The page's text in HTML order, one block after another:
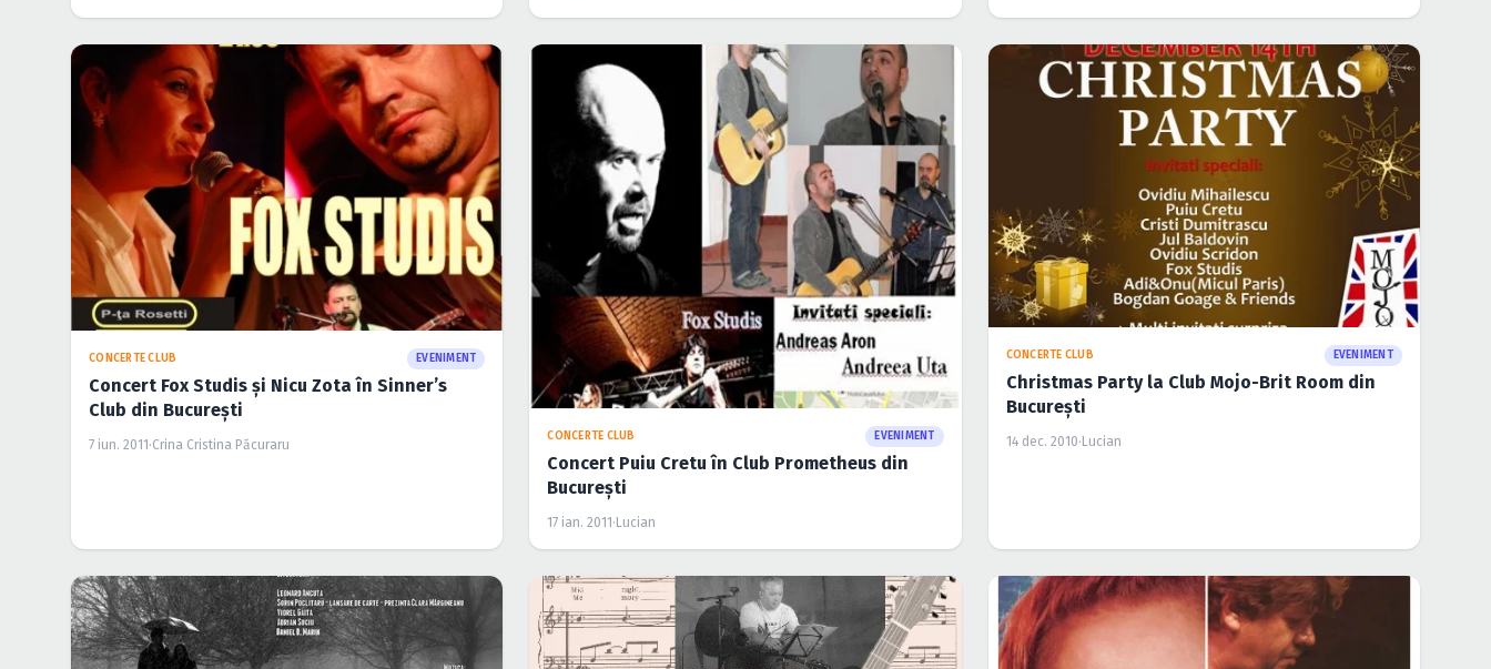
CONCERTE CLUB EVENIMENT
Concert Fox Studis şi Nicu Zota în Sinner’s
Club din Bucureşti
7 iun. 2011·Crina Cristina Păcuraru
CONCERTE CLUB EVENIMENT
Concert Puiu Cretu în Club Prometheus din
Bucureşti
17 ian. 2011 · Lucian
CONCERTE CLUB EVENIMENT
Christmas Party la Club Mojo-Brit Room din
Bucureşti
14 dec. 2010· Lucian